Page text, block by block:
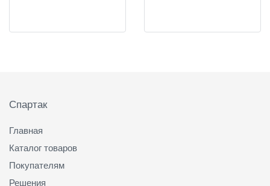
Спартак
Главная
Каталог товаров
Покупателям
Решения